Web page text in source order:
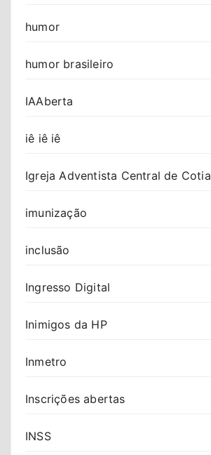
humor
humor brasileiro
IAAberta
iê iê iê
Igreja Adventista Central de Cotia
imunização
inclusão
Ingresso Digital
Inimigos da HP
Inmetro
Inscrições abertas
INSS